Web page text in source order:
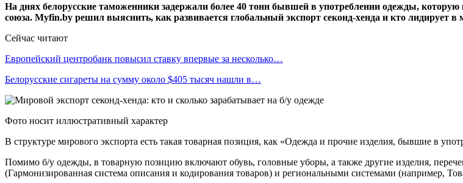
На днях белорусские таможенники задержали более 40 тонн бывшей в употреблении одежды,
союза. Myfin.by решил выяснить, как развивается глобальный экспорт секонд-хенда и кто лидирует
Сейчас читают
Европейский центробанк повысил ставку впервые за несколько…
Белорусские сигареты на сумму около $405 тысяч нашли в…
Фото носит иллюстративный характер
В структуре мирового экспорта есть такая товарная позиция, как «Одежда и прочие изделия, бывшие в
Помимо б/у одежды, в товарную позицию включают обувь, головные уборы, а также другие изделия,
(Гармонизированная система описания и кодирования товаров) и региональными системами (например,